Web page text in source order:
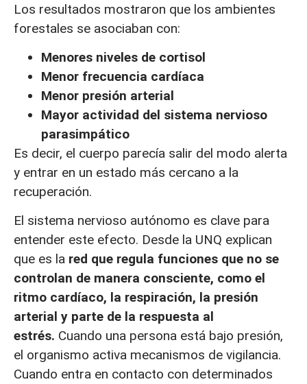
Los resultados mostraron que los ambientes
forestales se asociaban con:
Menores niveles de cortisol
Menor frecuencia cardíaca
Menor presión arterial
Mayor actividad del sistema nervioso
parasimpático
Es decir, el cuerpo parecía salir del modo alerta
y entrar en un estado más cercano a la
recuperación.
El sistema nervioso autónomo es clave para
entender este efecto. Desde la UNQ explican
que es la red que regula funciones que no se
controlan de manera consciente, como el
ritmo cardíaco, la respiración, la presión
arterial y parte de la respuesta al
estrés. Cuando una persona está bajo presión,
el organismo activa mecanismos de vigilancia.
Cuando entra en contacto con determinados